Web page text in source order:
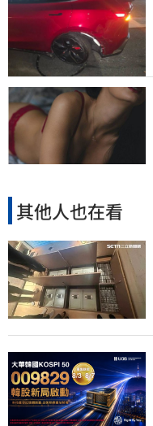
其他人也在看